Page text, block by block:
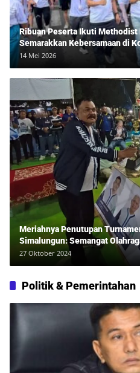
Ribuan Peserta Ikuti Methodist
Semarakkan Kebersamaan di
14 Mei 2026
Meriahnya Penutupan
Simalungun: Semangat
Sehat Bersama Erwan Rozadi
27 Oktober 2024
Politik & Pemerintahan